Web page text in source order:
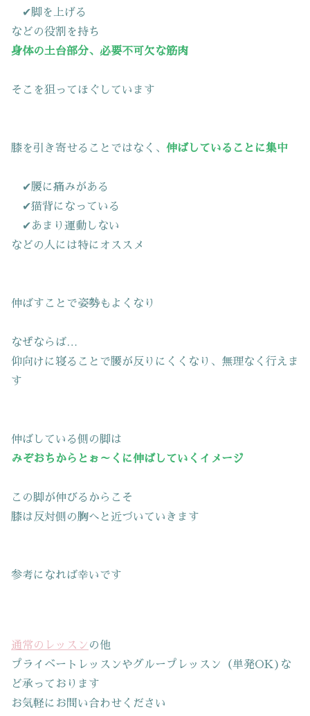
✔脚を上げる
などの役割を持ち
身体の土台部分、必要不可欠な筋肉
そこを狙ってほぐしています
膝を引き寄せることではなく、 伸ばしていることに集中
✔腰に痛みがある
✔猫背になっている
✔あまり運動しない
などの人には特にオススメ
伸ばすことで姿勢もよくなり
なぜならば…
仰向けに寝ることで腰が反りにくくなり、無理なく行えま
す
伸ばしている側の脚は
みぞおちからとぉ～くに伸ばしていくイメージ
この脚が伸びるからこそ
膝は反対側の胸へと近づいていきます
参考になれば幸いです
通常のレッスン の他
プライベートレッスンやグループレッスン（単発OK)な
ど承っております
お気軽にお問い合わせください